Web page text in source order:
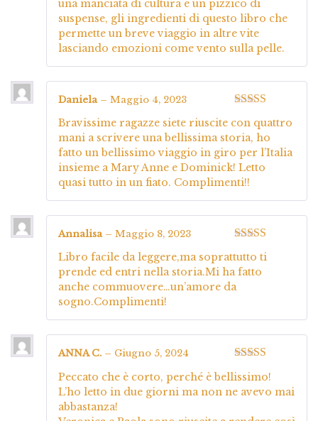
una manciata di cultura e un pizzico di
suspense, gli ingredienti di questo libro che
permette un breve viaggio in altre vite
lasciando emozioni come vento sulla pelle.
5
Daniela – Maggio 4, 2023
Bravissime ragazze siete riuscite con quattro
mani a scrivere una bellissima storia, ho
fatto un bellissimo viaggio in giro per l’Italia
insieme a Mary Anne e Dominick! Letto
quasi tutto in un fiato. Complimenti!!
Valutato
5
Annalisa – Maggio 8, 2023
Libro facile da leggere,ma soprattutto ti
prende ed entri nella storia.Mi ha fatto
anche commuovere…un’amore da
sogno.Complimenti!
Valutato
5
ANNA C. – Giugno 5, 2024
Peccato che è corto, perché è bellissimo!
L’ho letto in due giorni ma non ne avevo mai
abbastanza!